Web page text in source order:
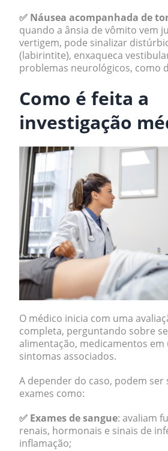
✅ Náusea acompanhada de
quando a ânsia de vômito vem
vertigem, pode sinalizar
(labirintite), enxaqueca
problemas neurológicos, como
Como é feita a
investigação
O médico inicia com uma
completa, perguntando sobre
alimentação, medicamentos em
sintomas associados.
A depender do caso, podem ser
exames como:
✅ Exames de sangue: avaliam
renais, hormonais e sinais de
inflamação;